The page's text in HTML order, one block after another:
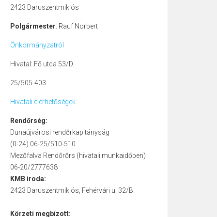
2423 Daruszentmiklós
Polgármester: Rauf Norbert
Önkormányzatról
Hivatal: Fő utca 53/D.
25/505-403
Hivatali elérhetőségek
Rendőrség:
Dunaújvárosi rendőrkapitányság
(0-24) 06-25/510-510
Mezőfalva Rendőrőrs (hivatali munkaidőben)
06-20/2777638
KMB iroda:
2423 Daruszentmiklós, Fehérvári u. 32/B.
Körzeti megbízott: